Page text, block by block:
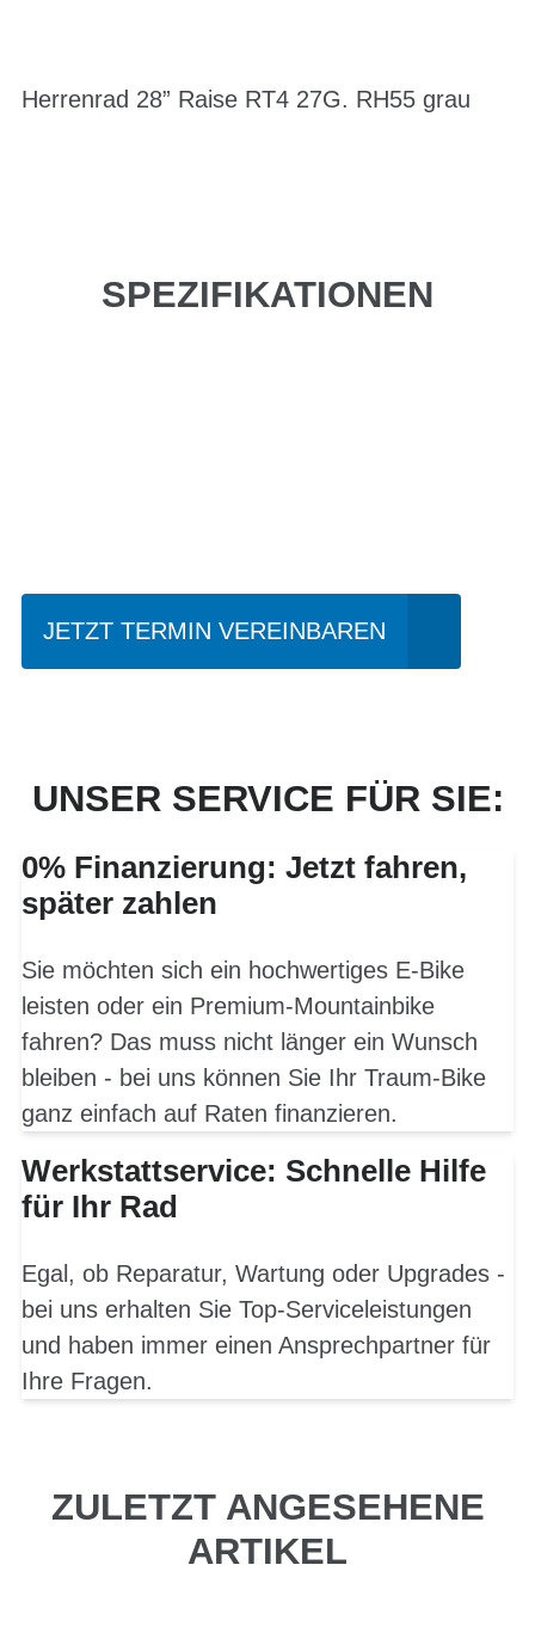
Herrenrad 28” Raise RT4 27G. RH55 grau
SPEZIFIKATIONEN
JETZT TERMIN VEREINBAREN
UNSER SERVICE FÜR SIE:
0% Finanzierung: Jetzt fahren,
später zahlen
Sie möchten sich ein hochwertiges E-Bike
leisten oder ein Premium-Mountainbike
fahren? Das muss nicht länger ein Wunsch
bleiben - bei uns können Sie Ihr Traum-Bike
ganz einfach auf Raten finanzieren.
Werkstattservice: Schnelle Hilfe
für Ihr Rad
Egal, ob Reparatur, Wartung oder Upgrades -
bei uns erhalten Sie Top-Serviceleistungen
und haben immer einen Ansprechpartner für
Ihre Fragen.
ZULETZT ANGESEHENE
ARTIKEL